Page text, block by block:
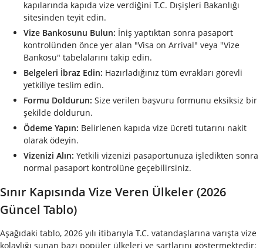
kapılarında kapıda vize verdiğini T.C. Dışişleri Bakanlığı
sitesinden teyit edin.
Vize Bankosunu Bulun: İniş yaptıktan sonra pasaport
kontrolünden önce yer alan "Visa on Arrival" veya "Vize
Bankosu" tabelalarını takip edin.
Belgeleri İbraz Edin: Hazırladığınız tüm evrakları görevli
yetkiliye teslim edin.
Formu Doldurun: Size verilen başvuru formunu eksiksiz bir
şekilde doldurun.
Ödeme Yapın: Belirlenen kapıda vize ücreti tutarını nakit
olarak ödeyin.
Vizenizi Alın: Yetkili vizenizi pasaportunuza işledikten sonra
normal pasaport kontrolüne geçebilirsiniz.
Sınır Kapısında Vize Veren Ülkeler (2026
Güncel Tablo)
Aşağıdaki tablo, 2026 yılı itibarıyla T.C. vatandaşlarına varışta vize
kolaylığı sunan bazı popüler ülkeleri ve şartlarını göstermektedir: